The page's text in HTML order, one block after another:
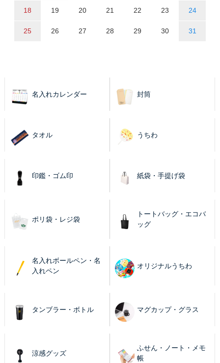
18 19 20 21 22 23 24
25 26 27 28 29 30 31
名入れカレンダー 封筒
タオル うちわ
印鑑・ゴム印 紙袋・手提げ袋
ポリ袋・レジ袋
トートバッグ・エコバ
ッグ
名入れボールペン・名
入れペン
オリジナルうちわ
タンブラー・ボトル マグカップ・グラス
涼感グッズ
ふせん・ノート・メモ
帳